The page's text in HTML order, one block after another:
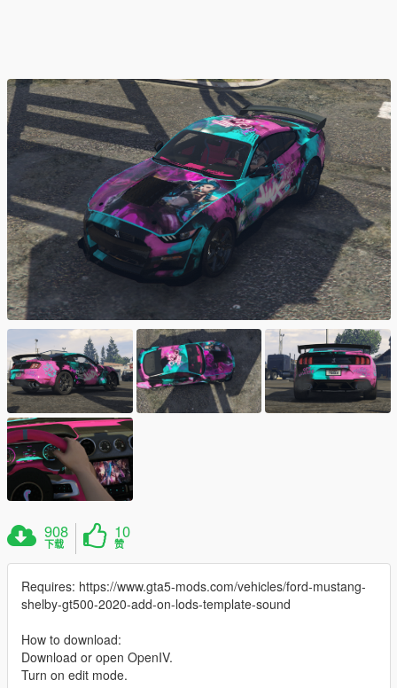
908
下载
10
赞
Requires: https://www.gta5-mods.com/vehicles/ford-mustang-
shelby-gt500-2020-add-on-lods-template-sound
How to download:
Download or open OpenIV.
Turn on edit mode.